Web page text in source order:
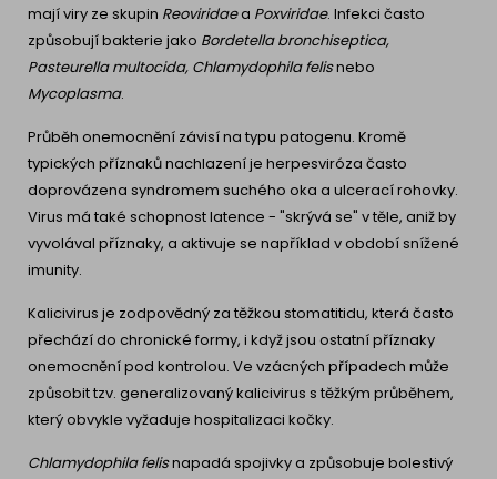
mají viry ze skupin Reoviridaea Poxviridae. Infekci často
způsobují bakterie jako Bordetella bronchiseptica,
Pasteurella multocida, Chlamydophila felisnebo
Mycoplasma.
Průběh onemocnění závisí na typu patogenu. Kromě
typických příznaků nachlazení je herpesviróza často
doprovázena syndromem suchého oka a ulcerací rohovky.
Virus má také schopnost latence - "skrývá se" v těle, aniž by
vyvolával příznaky, a aktivuje se například v období snížené
imunity.
Kalicivirus je zodpovědný za těžkou stomatitidu, která často
přechází do chronické formy, i když jsou ostatní příznaky
onemocnění pod kontrolou. Ve vzácných případech může
způsobit tzv. generalizovaný kalicivirus s těžkým průběhem,
který obvykle vyžaduje hospitalizaci kočky.
Chlamydophila felisnapadá spojivky a způsobuje bolestivý